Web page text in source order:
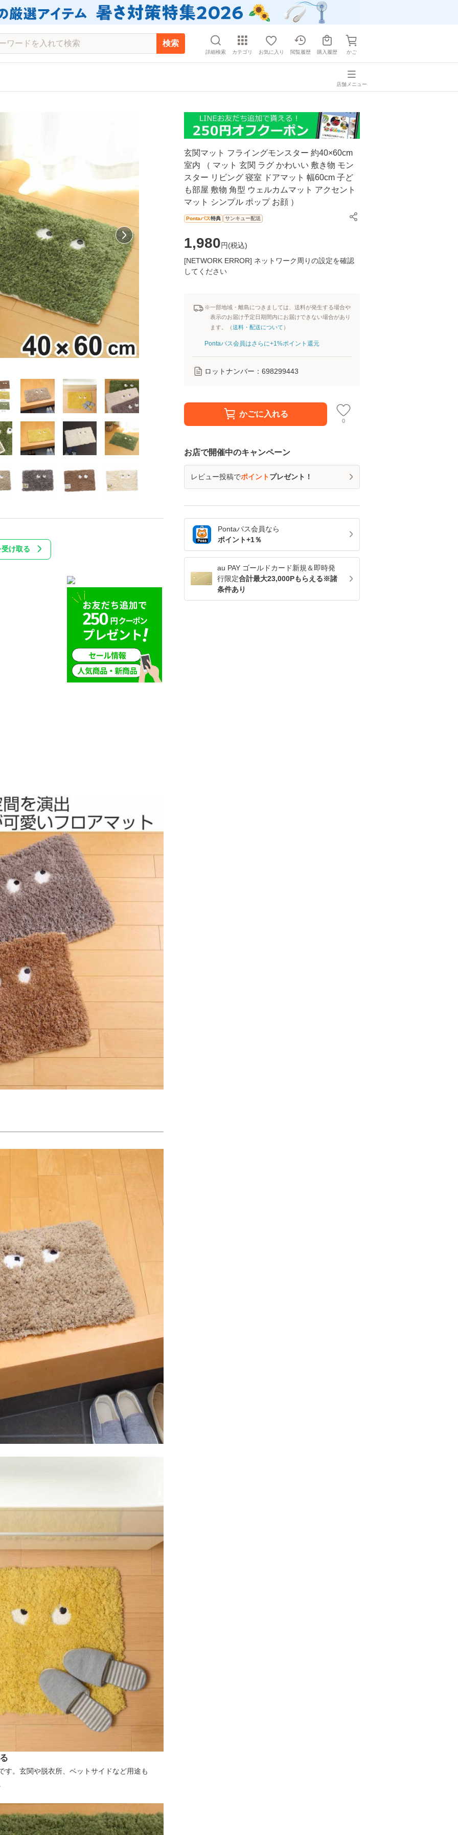
検索
詳細検索 カテゴリ お気に入り 閲覧履歴 購入履歴 かご
店舗メニュー
玄関マット フライングモンスター 約40×60cm
室内 （ マット 玄関 ラグ かわいい 敷き物 モン
スター リビング 寝室 ドアマット 幅60cm 子ど
も部屋 敷物 角型 ウェルカムマット アクセント
マット シンプル ポップ お顔 ）
Pontaパス特典 サンキュー配送
1,980円(税込)
[NETWORK ERROR] ネットワーク周りの設定を確認
してください
※一部地域・離島につきましては、送料が発生する場合や
表示のお届け予定日期間内にお届けできない場合があり
ます。（送料・配送について ）
Pontaパス会員はさらに+1%ポイント還元
ロットナンバー： 698299443
かごに入れる
0
お店で開催中のキャンペーン
レビュー投稿でポイントプレゼント！
Pontaパス会員なら
ポイント+1％
au PAY ゴールドカード新規＆即時発
行限定合計最大23,000Pもらえる※諸
条件あり
け取る
す。玄関や脱衣所、ベットサイドなど用途も